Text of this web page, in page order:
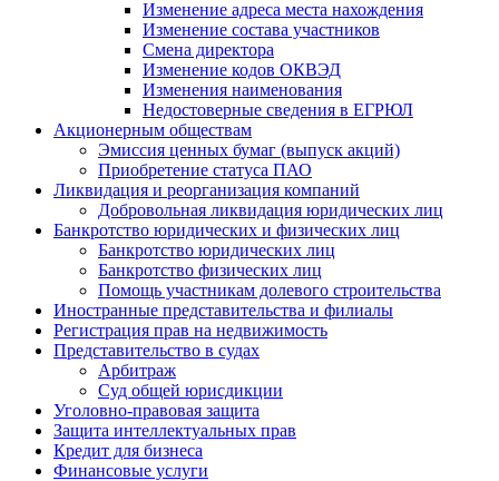
Изменение адреса места нахождения
Изменение состава участников
Смена директора
Изменение кодов ОКВЭД
Изменения наименования
Недостоверные сведения в ЕГРЮЛ
Акционерным обществам
Эмиссия ценных бумаг (выпуск акций)
Приобретение статуса ПАО
Ликвидация и реорганизация компаний
Добровольная ликвидация юридических лиц
Банкротство юридических и физических лиц
Банкротство юридических лиц
Банкротство физических лиц
Помощь участникам долевого строительства
Иностранные представительства и филиалы
Регистрация прав на недвижимость
Представительство в судах
Арбитраж
Суд общей юрисдикции
Уголовно-правовая защита
Защита интеллектуальных прав
Кредит для бизнеса
Финансовые услуги